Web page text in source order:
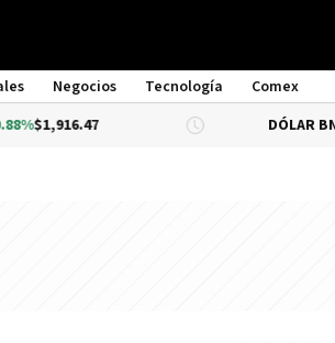
Negocios Tecnología
Comex
DÓLAR BNA $1,520.00